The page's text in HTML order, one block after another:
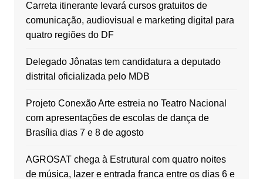
Carreta itinerante levará cursos gratuitos de
comunicação, audiovisual e marketing digital para
quatro regiões do DF
Delegado Jônatas tem candidatura a deputado
distrital oficializada pelo MDB
Projeto Conexão Arte estreia no Teatro Nacional
com apresentações de escolas de dança de
Brasília dias 7 e 8 de agosto
AGROSAT chega à Estrutural com quatro noites
de música, lazer e entrada franca entre os dias 6 e